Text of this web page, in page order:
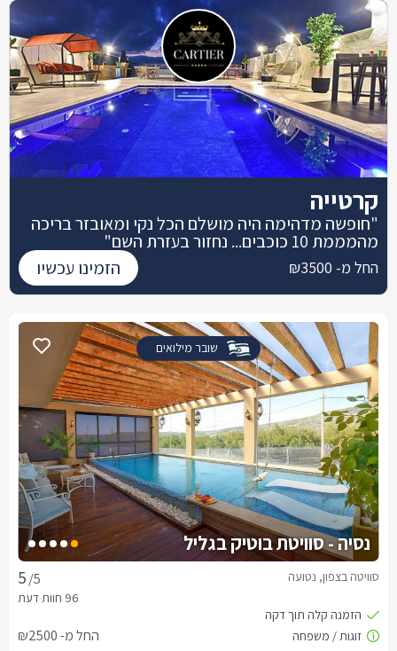
שובר מילואים
נסיה - סוויטת בוטיק בגליל
/5 סוויטה בצפון, נטועה
החל מ- ₪2500
קרטייה
"חופשה מדהימה היה מושלם הכל נקי ומאובזר בריכה
מהמממת 10 כוכבים... נחזור בעזרת השם"
החל מ- ₪3500 הזמינו עכשיו